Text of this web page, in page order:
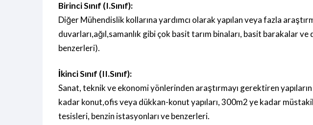
Birinci Sınıf (I.Sınıf):
Diğer Mühendislik kollarına yardımcı olarak yapılan veya fazla
duvarları,ağıl,samanlık gibi çok basit tarım binaları, basit barakalar
benzerleri).
İkinci Sınıf (II.Sınıf):
Sanat, teknik ve ekonomi yönlerinden araştırmayı gerektiren
kadar konut,ofis veya dükkan-konut yapıları, 300m2ye kadar
tesisleri, benzin istasyonları ve benzerleri.